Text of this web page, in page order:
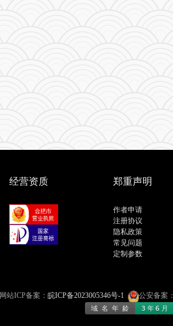
经营资质 郑重声明
作者申请
注册协议
隐私政策
常见问题
定制参数
网站ICP备案： 皖ICP备2023005346号-1 公安备案：